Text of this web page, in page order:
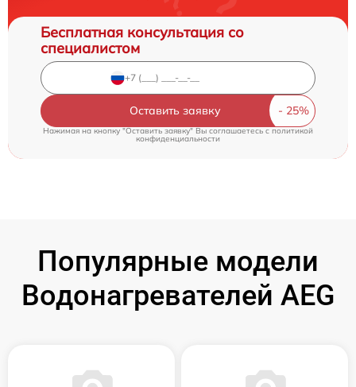
Бесплатная консультация со
специалистом
Оставить заявку
Нажимая на кнопку "Оставить заявку" Вы соглашаетесь cполитикой
конфиденциальности
Популярные модели
Водонагревателей AEG